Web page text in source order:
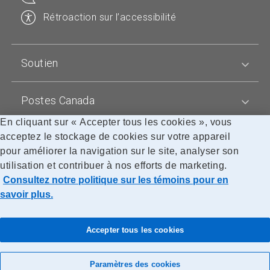
Rétroaction sur l’accessibilité
Soutien
Postes Canada
Blogues
Accessibilité Avis juridiques
Confidentialité
© Société canadienne des postes
En cliquant sur « Accepter tous les cookies », vous
acceptez le stockage de cookies sur votre appareil
pour améliorer la navigation sur le site, analyser son
utilisation et contribuer à nos efforts de marketing.
Consultez notre politique sur les témoins pour en
savoir plus.
Paramètres des cookies
Accepter tous les cookies